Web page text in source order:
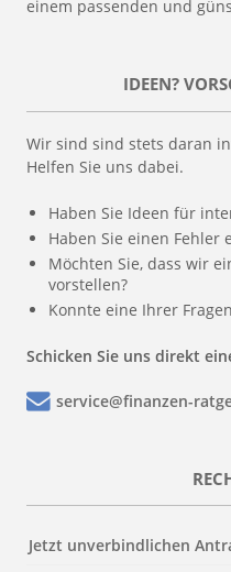
einem passenden und
IDEEN?
Wir sind sind stets daran
Helfen Sie uns dabei.
Haben Sie Ideen für
Haben Sie einen Fehler
Möchten Sie, dass wir
vorstellen?
Konnte eine Ihrer
Schicken Sie uns direkt
service@finanzen-
Jetzt unverbindlichen